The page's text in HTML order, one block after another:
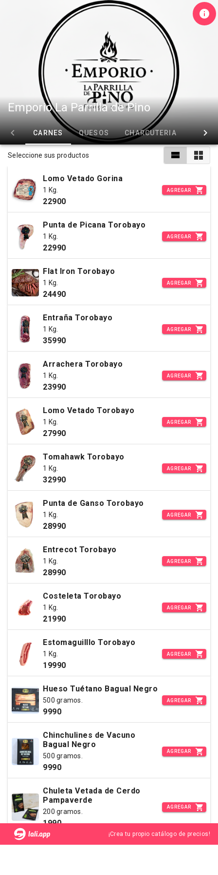
Emporio La Parrilla de Pino
CARNES QUESOS CHARCUTERIA
Seleccione sus productos
Lomo Vetado Gorina
1 Kg.
22900
AGREGAR
Punta de Picana Torobayo
1 Kg.
22990
AGREGAR
Flat Iron Torobayo
1 Kg.
24490
AGREGAR
Entraña Torobayo
1 Kg.
35990
AGREGAR
Arrachera Torobayo
1 Kg.
23990
AGREGAR
Lomo Vetado Torobayo
1 Kg.
27990
AGREGAR
Tomahawk Torobayo
1 Kg.
32990
AGREGAR
Punta de Ganso Torobayo
1 Kg.
28990
AGREGAR
Entrecot Torobayo
1 Kg.
28990
AGREGAR
Costeleta Torobayo
1 Kg.
21990
AGREGAR
Estomaguilllo Torobayo
1 Kg.
19990
AGREGAR
Hueso Tuétano Bagual Negro
500 gramos.
9990
AGREGAR
Chinchulines de Vacuno
Bagual Negro
500 gramos.
9990
AGREGAR
Chuleta Vetada de Cerdo
Pampaverde
200 gramos.
1990
AGREGAR
Chuleta de Centro
¡Crea tu propio catálogo de precios!